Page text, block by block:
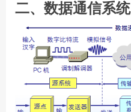
二、数据通信系统